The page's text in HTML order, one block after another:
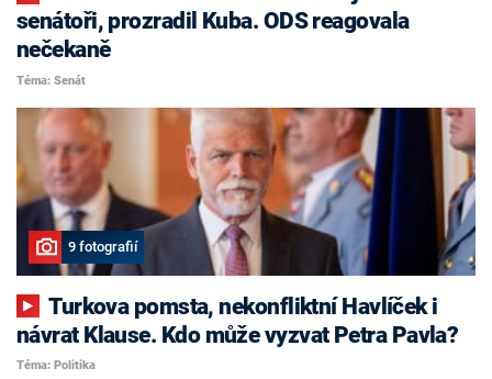
senátoři, prozradil Kuba. ODS reagovala
nečekaně
Téma: Senát
9 fotografií
Turkova pomsta, nekonfliktní Havlíček i
návrat Klause. Kdo může vyzvat Petra Pavla?
Téma: Politika